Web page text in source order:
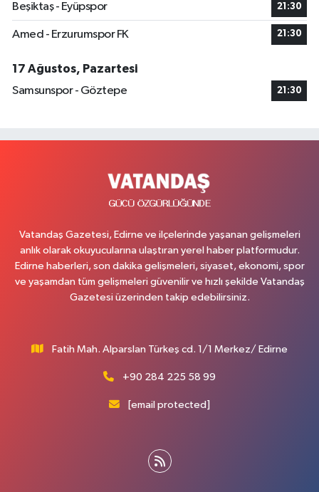
Beşiktaş - Eyüpspor 21:30
Amed - Erzurumspor FK 21:30
17 Ağustos, Pazartesi
Samsunspor - Göztepe
21:30
Vatandaş Gazetesi, Edirne ve ilçelerinde yaşanan gelişmeleri
anlık olarak okuyucularına ulaştıran yerel haber platformudur.
Edirne haberleri, son dakika gelişmeleri, siyaset, ekonomi, spor
ve yaşamdan tüm gelişmeleri güvenilir ve hızlı şekilde Vatandaş
Gazetesi üzerinden takip edebilirsiniz.
Fatih Mah. Alparslan Türkeş cd. 1/1 Merkez/ Edirne
+90 284 225 58 99
[email protected]